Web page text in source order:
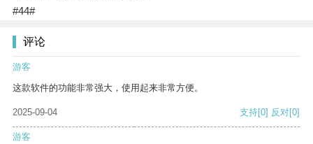
#44#
评论
游客
这款软件的功能非常强大，使用起来非常方便。
2025-09-04 支持[0] 反对[0]
游客